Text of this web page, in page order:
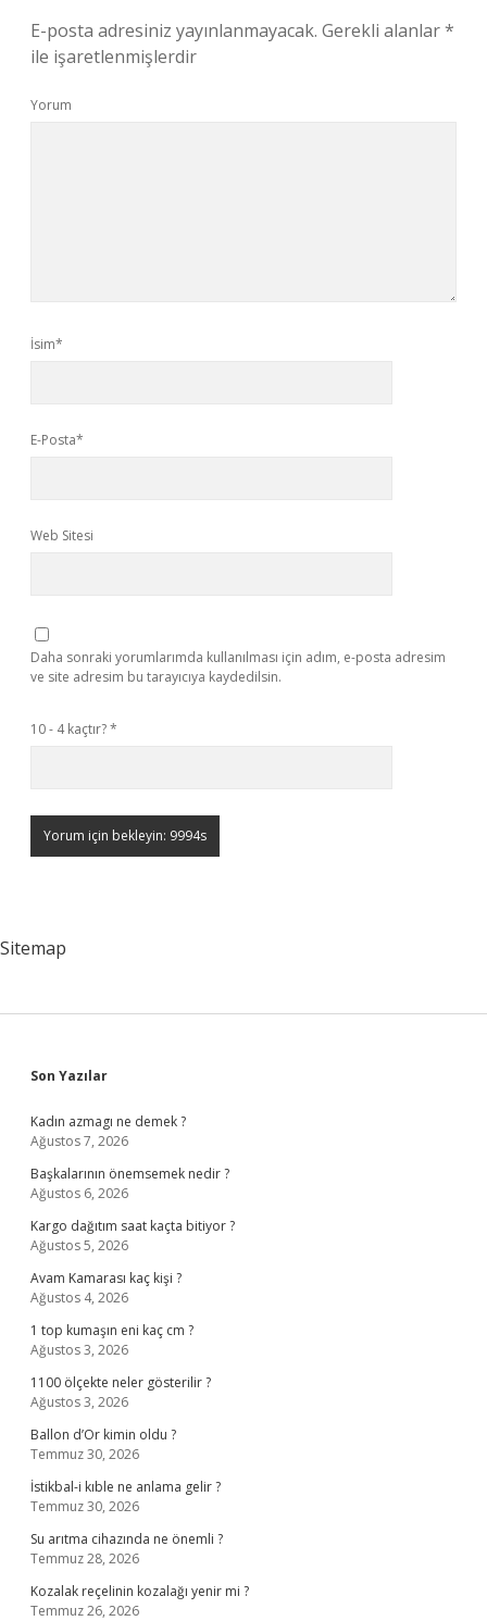
E-posta adresiniz yayınlanmayacak. Gerekli alanlar*
ile işaretlenmişlerdir
Yorum
İsim*
E-Posta*
Web Sitesi
Daha sonraki yorumlarımda kullanılması için adım, e-posta adresim
ve site adresim bu tarayıcıya kaydedilsin.
10 - 4 kaçtır?*
Sitemap
Sidebar
Son Yazılar
Kadın azmagı ne demek ?
Ağustos 7, 2026
Başkalarının önemsemek nedir ?
Ağustos 6, 2026
Kargo dağıtım saat kaçta bitiyor ?
Ağustos 5, 2026
Avam Kamarası kaç kişi ?
Ağustos 4, 2026
1 top kumaşın eni kaç cm ?
Ağustos 3, 2026
1100 ölçekte neler gösterilir ?
Ağustos 3, 2026
Ballon d’Or kimin oldu ?
Temmuz 30, 2026
İstikbal-i kıble ne anlama gelir ?
Temmuz 30, 2026
Su arıtma cihazında ne önemli ?
Temmuz 28, 2026
Kozalak reçelinin kozalağı yenir mi ?
Temmuz 26, 2026